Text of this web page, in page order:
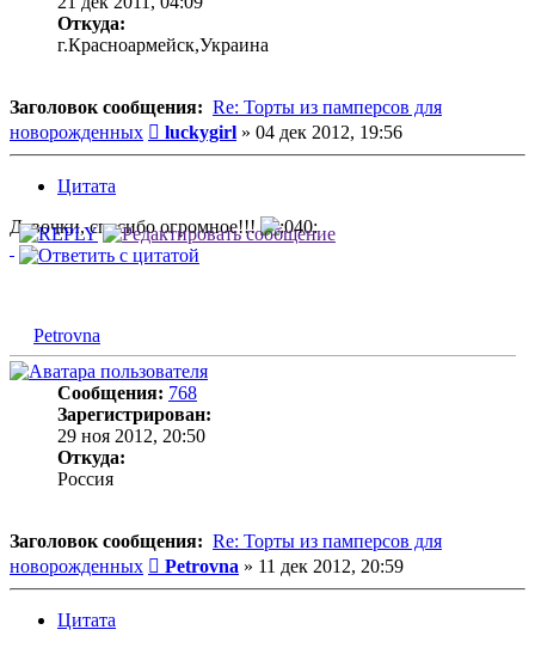
Откуда:
г.Красноармейск,Украина
Заголовок сообщения: Re: Торты из памперсов для
новорожденных
Сообщение
luckygirl » 04 дек 2012, 19:56
Цитата
Девочки, спасибо огромное!!!
Petrovna
Сообщения: 768
Зарегистрирован:
29 ноя 2012, 20:50
Откуда:
Россия
Заголовок сообщения: Re: Торты из памперсов для
новорожденных
Сообщение
Petrovna » 11 дек 2012, 20:59
Цитата